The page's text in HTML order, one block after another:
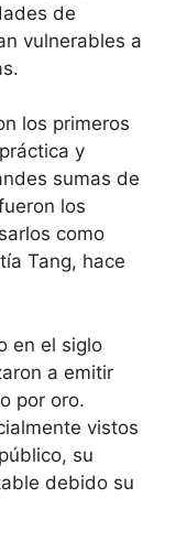
de
vulnerables a
los primeros
y
sumas de
los
como
Tang, hace
en el siglo
a emitir
por oro.
vistos
su
debido su